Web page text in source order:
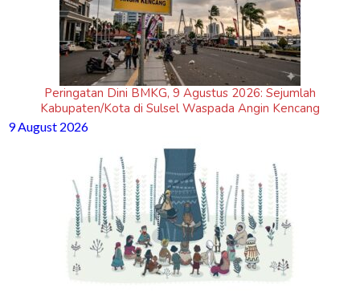
Peringatan Dini BMKG, 9 Agustus 2026: Sejumlah
Kabupaten/Kota di Sulsel Waspada Angin Kencang
9 August 2026